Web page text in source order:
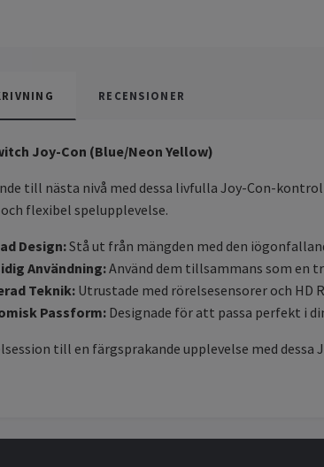
RECENSIONER
Joy-Con (Blue/Neon Yellow)
till nästa nivå med dessa livfulla Joy-Con-
flexibel spelupplevelse.
Design:Stå ut från mängden med den
Användning:Använd dem tillsammans som en
Teknik: Utrustade med rörelsesensorer och HD
Passform: Designade för att passa perfekt i
till en färgsprakande upplevelse med